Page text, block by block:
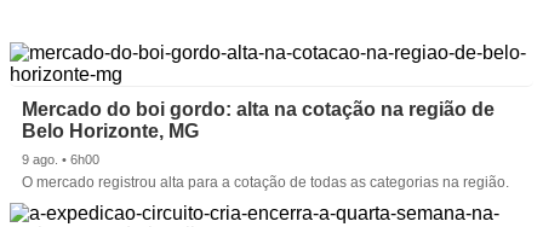
Mercado do boi gordo: alta na cotação na região de
Belo Horizonte, MG
9 ago. • 6h00
O mercado registrou alta para a cotação de todas as categorias na região.